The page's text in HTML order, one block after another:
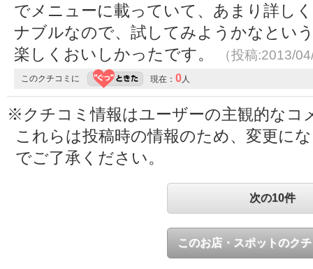
でメニューに載っていて、あまり詳し
ナブルなので、試してみようかなとい
楽しくおいしかったです。
（投稿:2013/
このクチコミに 現在： 0 人
※クチコミ情報はユーザーの主観的なコ
これらは投稿時の情報のため、変更に
でご了承ください。
次の10件
このお店・スポットのク